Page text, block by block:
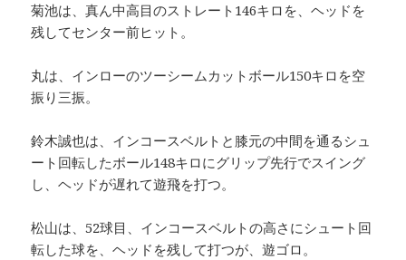
菊池は、真ん中高目のストレート146キロを、ヘッドを
残してセンター前ヒット。
丸は、インローのツーシームカットボール150キロを空
振り三振。
鈴木誠也は、インコースベルトと膝元の中間を通るシュ
ート回転したボール148キロにグリップ先行でスイング
し、ヘッドが遅れて遊飛を打つ。
松山は、52球目、インコースベルトの高さにシュート回
転した球を、ヘッドを残して打つが、遊ゴロ。